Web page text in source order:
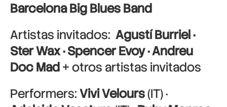
Barcelona Big Blues Band
Artistas invitados: Agustí Burriel ·
Ster Wax · Spencer Evoy · Andreu
Doc Mad+ otros artistas invitados
Performers:Vivi Velours(IT) ·